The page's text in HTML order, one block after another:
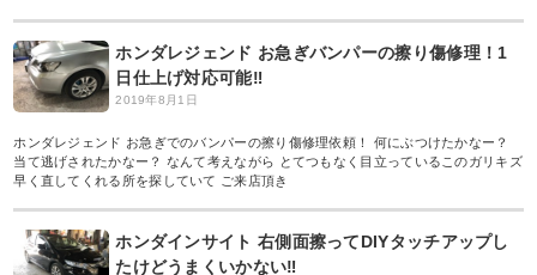
ホンダレジェンド お急ぎバンパーの擦り傷修理！1
日仕上げ対応可能‼︎
2019年8月1日
ホンダレジェンド お急ぎでのバンパーの擦り傷修理依頼！ 何にぶつけたかなー？
当て逃げされたかなー？ なんて考えながら とてつもなく目立っているこのガリキズ
早く直してくれる所を探していて ご来店頂き
ホンダインサイト 右側面擦ってDIYタッチアップし
たけどうまくいかない‼︎